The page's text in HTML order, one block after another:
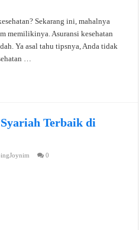
Sekarang ini, mahalnya
memilikinya. Asuransi kesehatan
Ya asal tahu tipsnya, Anda tidak
…
Terbaik di
0